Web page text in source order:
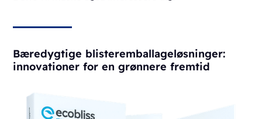
Bæredygtige blisteremballageløsninger:
innovationer for en grønnere fremtid